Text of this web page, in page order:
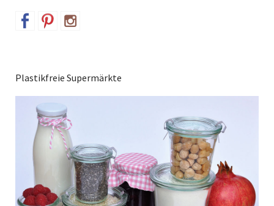
Plastikfreie Supermärkte